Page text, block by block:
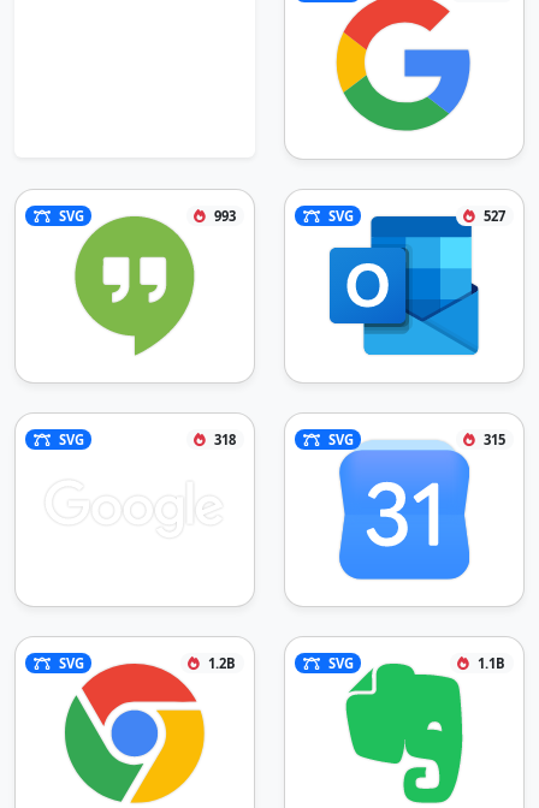
SVG 993 SVG 527
SVG 318 SVG 315
SVG 1.2B SVG 1.1B